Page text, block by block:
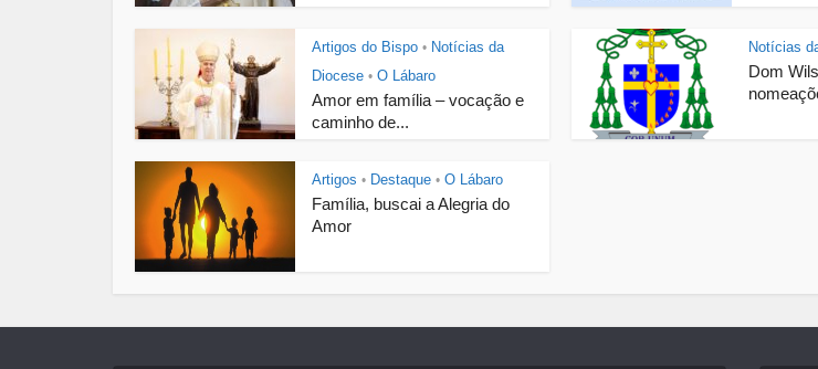
Artigos do Bispo • Notícias da
Diocese • O Lábaro
Amor em família – vocação e
caminho de...
Notícias
Dom
Artigos • Destaque • O Lábaro
Família, buscai a Alegria do
Amor